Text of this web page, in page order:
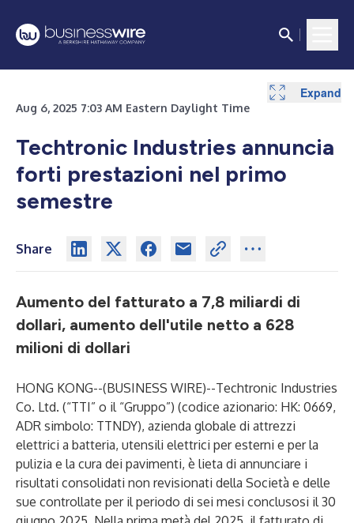
Aug 6, 2025 7:03 AM Eastern Daylight Time
Techtronic Industries annuncia
forti prestazioni nel primo
semestre
Share
Aumento del fatturato a 7,8 miliardi di
dollari, aumento dell'utile netto a 628
milioni di dollari
HONG KONG--(BUSINESS WIRE)--Techtronic Industries
Co. Ltd. (“TTI” o il “Gruppo”) (codice azionario: HK: 0669,
ADR simbolo: TTNDY), azienda globale di attrezzi
elettrici a batteria, utensili elettrici per esterni e per la
pulizia e la cura dei pavimenti, è lieta di annunciare i
risultati consolidati non revisionati della Società e delle
sue controllate per il periodo di sei mesi conclusosi il 30
Expand